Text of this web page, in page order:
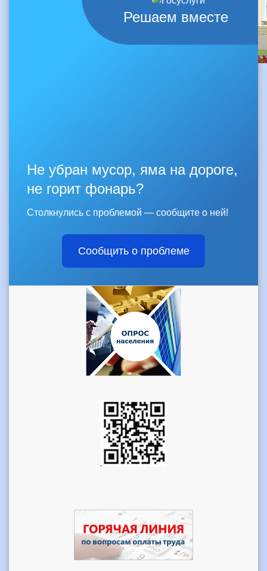
Решаем вместе
Не убран мусор, яма на дороге,
не горит фонарь?
Столкнулись с проблемой — сообщите о ней!
Сообщить о проблеме